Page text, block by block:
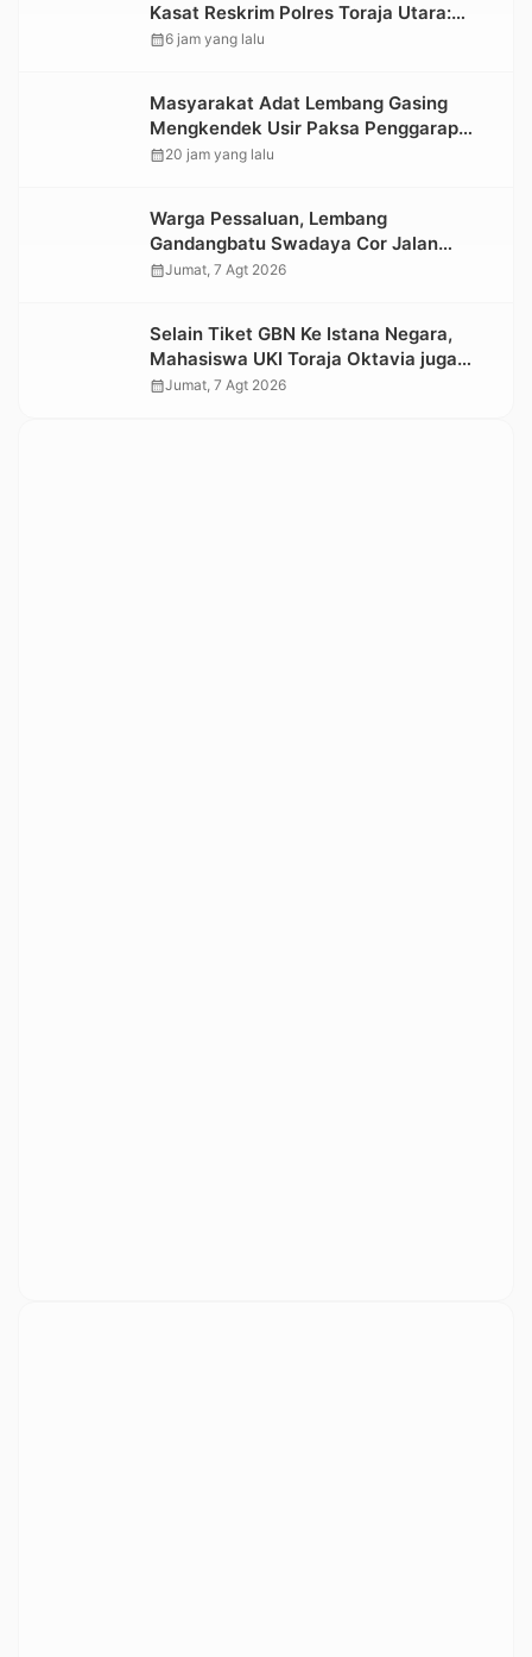
Kasat Reskrim Polres Toraja Utara:
Proses Hukum Berjalan Transparan
calendar_month6 jam yang lalu
Masyarakat Adat Lembang Gasing
Mengkendek Usir Paksa Penggarap
yang Rusak Kawasan Hutan
calendar_month20 jam yang lalu
Warga Pessaluan, Lembang
Gandangbatu Swadaya Cor Jalan
Kabupaten
calendar_monthJumat, 7 Agt 2026
Selain Tiket GBN Ke Istana Negara,
Mahasiswa UKI Toraja Oktavia juga
Lolos ke Pekan Seni Mahasiswa
calendar_monthJumat, 7 Agt 2026